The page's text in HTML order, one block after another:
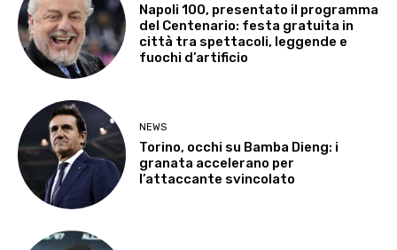
Napoli 100, presentato il programma
del Centenario: festa gratuita in
città tra spettacoli, leggende e
fuochi d’artificio
NEWS
Torino, occhi su Bamba Dieng: i
granata accelerano per
l’attaccante svincolato